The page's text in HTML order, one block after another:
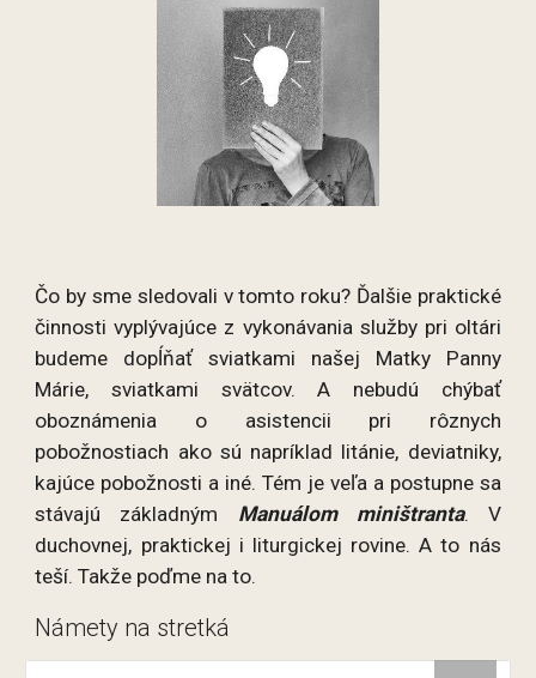
Čo by sme sledovali v tomto roku? Ďalšie praktické
činnosti vyplývajúce z vykonávania služby pri oltári
budeme dopĺňať sviatkami našej Matky Panny
Márie, sviatkami svätcov. A nebudú chýbať
oboznámenia o asistencii pri rôznych
pobožnostiach ako sú napríklad litánie, deviatniky,
kajúce pobožnosti a iné. Tém je veľa a postupne sa
stávajú základným Manuálom miništranta. V
duchovnej, praktickej i liturgickej rovine. A to nás
teší. Takže poďme na to.
Námety na stretká